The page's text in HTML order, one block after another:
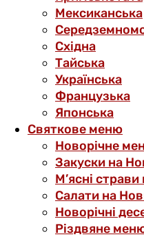
Мексиканська
Східна
Тайська
Українська
Французька
Японська
Святкове меню
Новорічне
Закуски на
М’ясні
Салати на
Новорічні
Різдвяне